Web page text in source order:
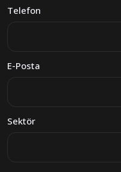
Telefon
E-Posta
Sektör